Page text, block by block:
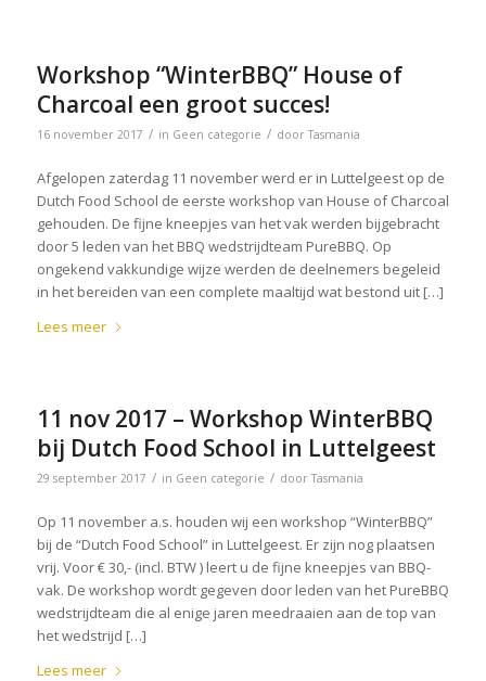
Workshop “WinterBBQ” House of
Charcoal een groot succes!
16 november 2017 / in Geen categorie / doorTasmania
Afgelopen zaterdag 11 november werd er in Luttelgeest op de
Dutch Food School de eerste workshop van House of Charcoal
gehouden. De fijne kneepjes van het vak werden bijgebracht
door 5 leden van het BBQ wedstrijdteam PureBBQ. Op
ongekend vakkundige wijze werden de deelnemers begeleid
in het bereiden van een complete maaltijd wat bestond uit […]
Lees meer
11 nov 2017 – Workshop WinterBBQ
bij Dutch Food School in Luttelgeest
29 september 2017 / in Geen categorie / doorTasmania
Op 11 november a.s. houden wij een workshop “WinterBBQ”
bij de “Dutch Food School” in Luttelgeest. Er zijn nog plaatsen
vrij. Voor € 30,- (incl. BTW ) leert u de fijne kneepjes van BBQ-
vak. De workshop wordt gegeven door leden van het PureBBQ
wedstrijdteam die al enige jaren meedraaien aan de top van
het wedstrijd […]
Lees meer